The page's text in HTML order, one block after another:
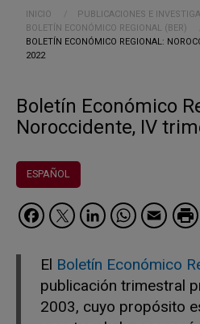
Ruta de navegación
INICIO
PUBLICACIONES E
BOLETÍN ECONÓMICO REGIONAL (BER)
CURRENT:
BOLETÍN ECONÓMICO REGIONAL:
2022
Boletín Económico
Noroccidente, IV
ESPAÑOL
Facebook
Twitter
LinkedIn
El Boletín Económico
publicación trimestral
2003, cuyo propósito